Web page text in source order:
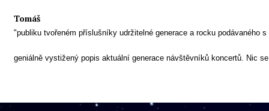
Tomáš
"publiku tvořeném příslušníky udržitelné generace a rocku podávaného
geniálně vystižený popis aktuální generace návštěvníků koncertů. Nic